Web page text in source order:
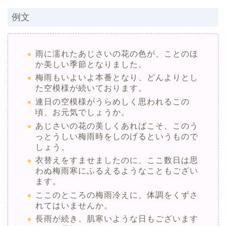
例文
雨に濡れたあじさいの花の色が、ことのほ
か美しい季節となりました。
梅雨もいよいよ本番となり、どんよりとし
た空模様が続いております。
連日の空模様がうらめしく思われるこの
頃、お元気でしょうか。
あじさいの花の美しくあればこそ、このう
っとうしい梅雨時をしのげるというもので
しょう。
衣替えをすませましたのに、ここ数日は思
わぬ梅雨寒にふるえるようなこともござい
ます。
ここのところの梅雨冷えに、体調をくずさ
れてはいませんか。
長雨が続き、肌寒いような日もございます